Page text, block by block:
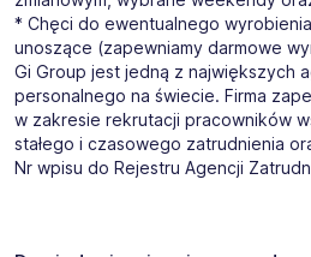
* Chęci do ewentualnego
unoszące (zapewniamy darmowe
Gi Group jest jedną z największych
personalnego na świecie. Firma
w zakresie rekrutacji pracowników
stałego i czasowego zatrudnienia
Nr wpisu do Rejestru Agencji